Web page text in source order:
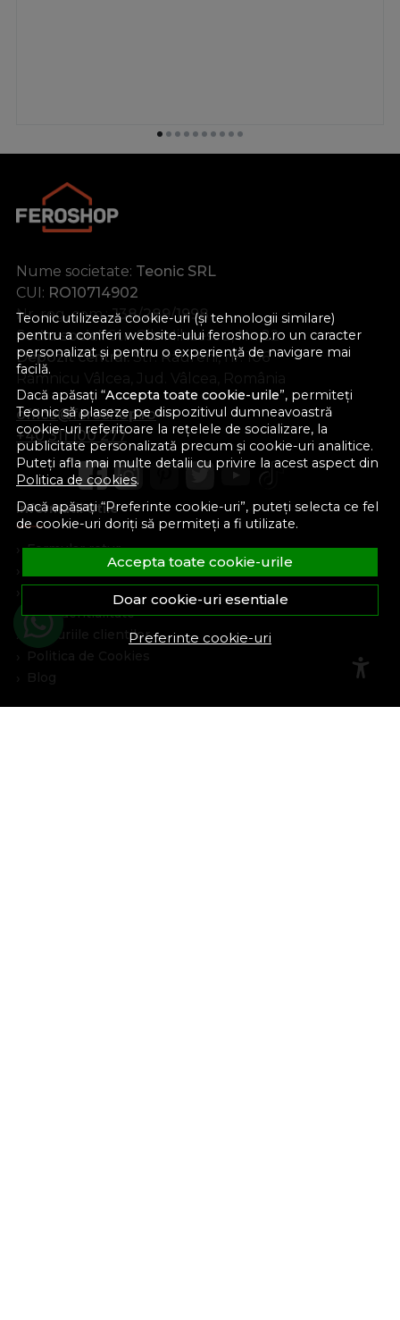
Teonic utilizează cookie-uri (și tehnologii similare)
pentru a conferi website-ului feroshop.ro un caracter
personalizat și pentru o experiență de navigare mai
facilă.
Dacă apăsați “Accepta toate cookie-urile”, permiteți
Teonic să plaseze pe dispozitivul dumneavoastră
cookie-uri referitoare la rețelele de socializare, la
publicitate personalizată precum și cookie-uri analitice.
Puteți afla mai multe detalii cu privire la acest aspect din
Politica de cookies.
Dacă apăsați “Preferinte cookie-uri”, puteți selecta ce fel
de cookie-uri doriți să permiteți a fi utilizate.
Accepta toate cookie-urile
Doar cookie-uri esentiale
Preferinte cookie-uri
Nume societate: Teonic SRL
CUI: RO10714902
Nr. reg. com.:J38/289/1998
Sediu social:Str. Gib Mihăescu, Nr. 22
Depozit central:Str. Râureni, nr. 106
Râmnicu Vâlcea, Jud. Vâlcea, România
office@feroshop.ro
+40 311 100 277
Informatii Utile
Formular retur
Termeni si conditii
Confidentialitate
Marturiile clientilor
Politica de Cookies
Blog